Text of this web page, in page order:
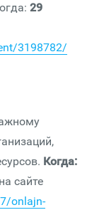
29
3198782/
Когда:
сайте
onlajn-